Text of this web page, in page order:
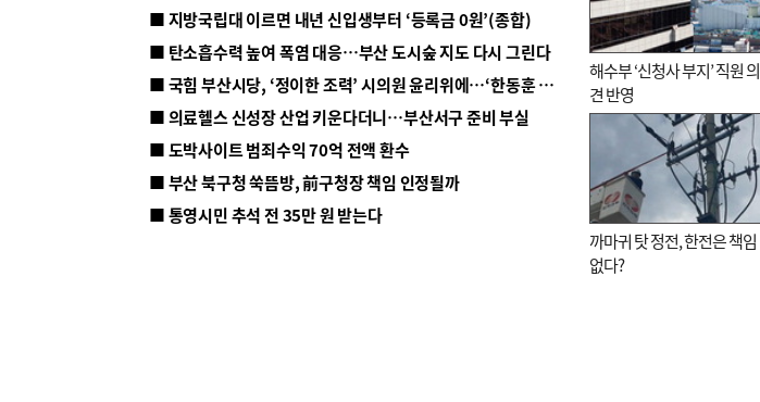
■ 지방국립대 이르면 내년 신입생부터 ‘등록금 0원’(종합)
■ 탄소흡수력 높여 폭염 대응…부산 도시숲 지도 다시 그린다
■ 국힘 부산시당, ‘정이한 조력’ 시의원 윤리위에…‘한동훈 지지’도 신고접수
■ 의료헬스 신성장 산업 키운다더니…부산서구 준비 부실
■ 도박사이트 범죄수익 70억 전액 환수
■ 부산 북구청 쑥뜸방, 前구청장 책임 인정될까
■ 통영시민 추석 전 35만 원 받는다
해수부 ‘신청사 부지’ 직원 의
견 반영
까마귀 탓 정전, 한전은 책임
없다?